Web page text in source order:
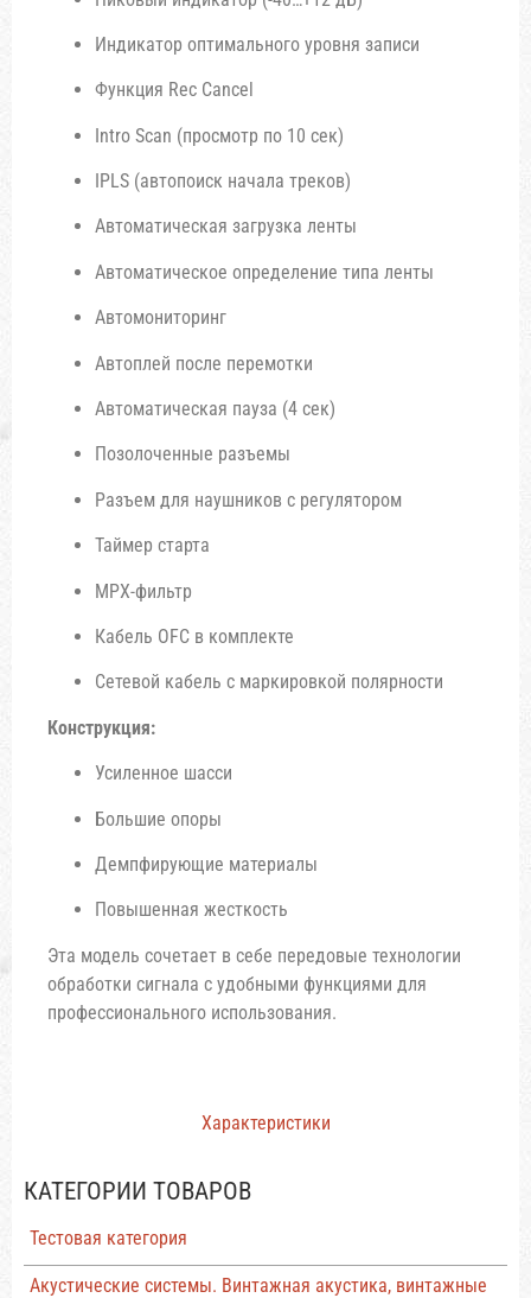
КАТЕГОРИИ ТОВАРОВ
Тестовая категория
Акустические системы. Винтажная акустика, винтажные
Характеристики
Индикатор оптимального уровня записи
Функция Rec Cancel
Intro Scan (просмотр по 10 сек)
IPLS (автопоиск начала треков)
Автоматическая загрузка ленты
Автоматическое определение типа ленты
Автомониторинг
Автоплей после перемотки
Автоматическая пауза (4 сек)
Позолоченные разъемы
Разъем для наушников с регулятором
Таймер старта
MPX-фильтр
Кабель OFC в комплекте
Сетевой кабель с маркировкой полярности
Конструкция:
Усиленное шасси
Большие опоры
Демпфирующие материалы
Повышенная жесткость
Эта модель сочетает в себе передовые технологии
обработки сигнала с удобными функциями для
профессионального использования.